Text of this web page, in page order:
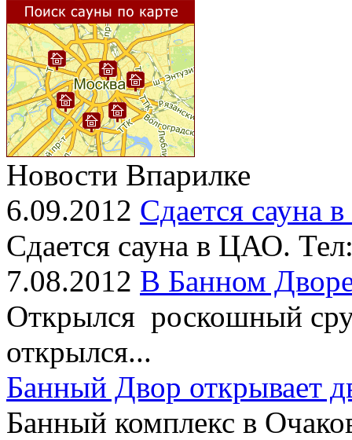
Новости Впарилке
6.09.2012 Сдается сауна
Сдается сауна в ЦАО.
7.08.2012 В Банном
Открылся роскошный
открылся...
Банный Двор открывает
Банный комплекс в